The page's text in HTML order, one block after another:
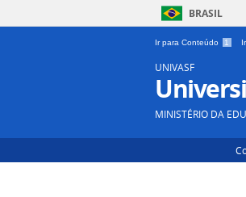
BRASIL
Ir para Conteúdo 1
UNIVASF
MINISTÉRIO DA